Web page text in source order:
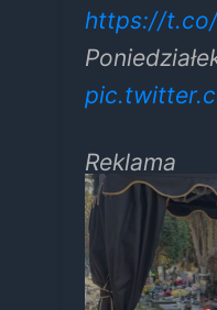
https://
Reklama